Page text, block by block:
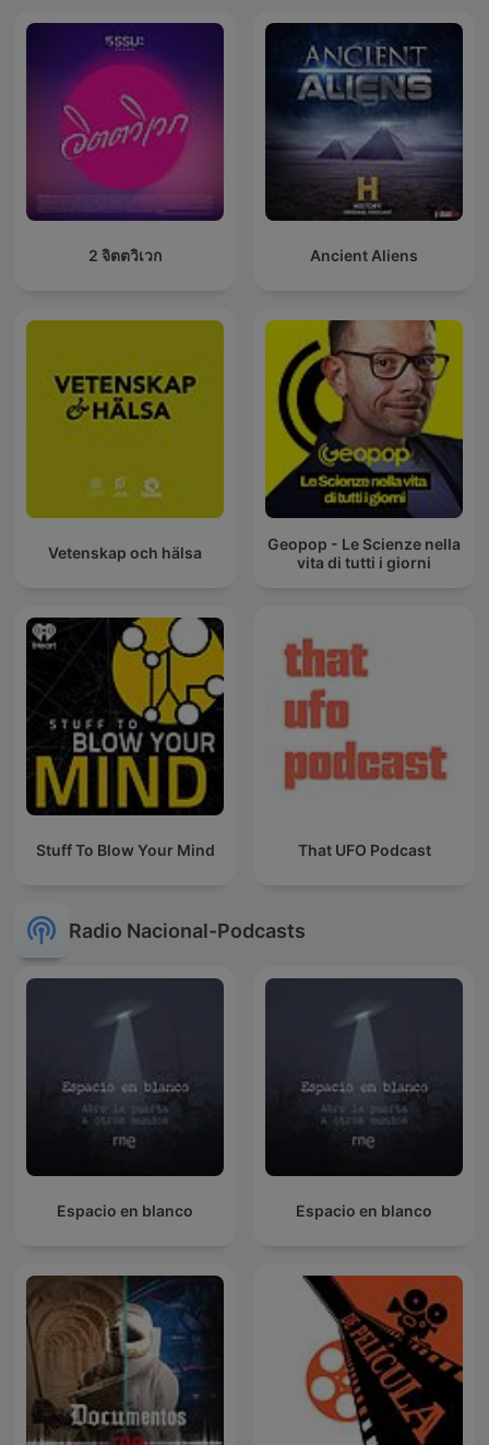
2 จิตตวิเวก Ancient Aliens
Vetenskap och hälsa
Geopop - Le Scienze nella
vita di tutti i giorni
Stuff To Blow Your Mind That UFO Podcast
Radio Nacional-Podcasts
Espacio en blanco Espacio en blanco